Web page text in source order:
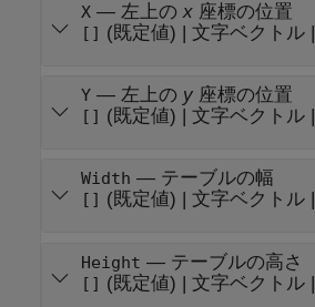
X— 左上のx座標の位置
[] (既定値) | 文字ベクトル|
Y— 左上の y座標の位置
[] (既定値) | 文字ベクトル|
Width — テーブルの幅
[] (既定値) | 文字ベクトル|
Height — テーブルの高さ
[] (既定値) | 文字ベクトル|